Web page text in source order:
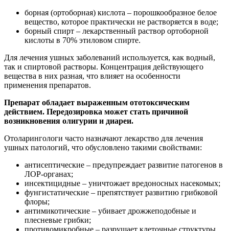
борная (ортоборная) кислота – порошкообразное белое
вещество, которое практически не растворяется в воде;
борный спирт – лекарственный раствор ортоборной
кислоты в 70% этиловом спирте.
Для лечения ушных заболеваний используется, как водный,
так и спиртовой растворы. Концентрация действующего
вещества в них разная, что влияет на особенности
применения препаратов.
Препарат обладает выраженным ототоксическим
действием. Передозировка может стать причиной
возникновения олигурии и диареи.
Отоларингологи часто назначают лекарство для лечения
ушных патологий, что обусловлено такими свойствами:
антисептические – предупреждает развитие патогенов в
ЛОР-органах;
инсектицидные – уничтожает вредоносных насекомых;
фунгистатические – препятствует развитию грибковой
флоры;
антимикотические – убивает дрожжеподобные и
плесневые грибки;
противомикробные – разрушает клеточные структуры